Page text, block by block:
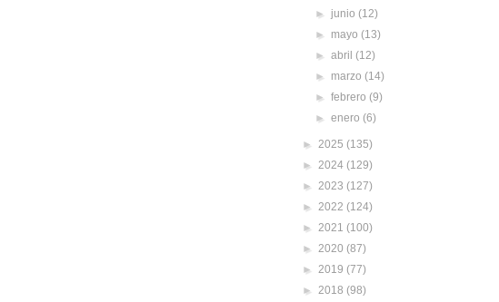
► junio(12)
► mayo(13)
►abril(12)
► marzo(14)
►febrero(9)
►enero(6)
► 2025 (135)
► 2024 (129)
► 2023 (127)
► 2022 (124)
► 2021 (100)
► 2020 (87)
► 2019 (77)
► 2018 (98)